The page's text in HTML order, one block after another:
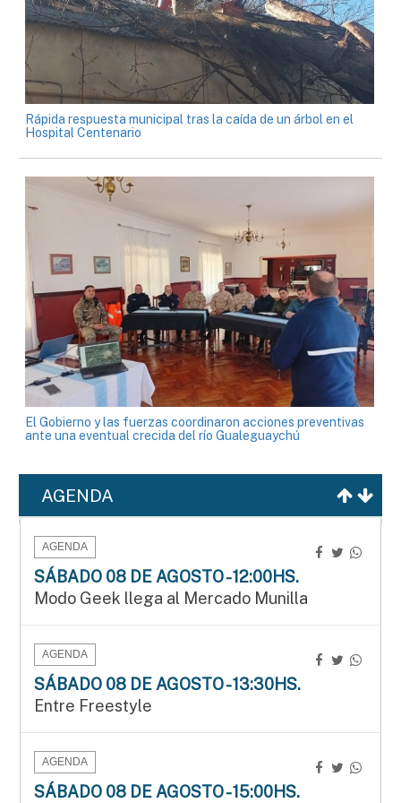
Rápida respuesta municipal tras la caída de un árbol en el
Hospital Centenario
El Gobierno y las fuerzas coordinaron acciones preventivas
ante una eventual crecida del río Gualeguaychú
AGENDA
AGENDA
SÁBADO 08 DE AGOSTO - 12:00HS.
Modo Geek llega al Mercado Munilla
AGENDA
SÁBADO 08 DE AGOSTO - 13:30HS.
Entre Freestyle
AGENDA
SÁBADO 08 DE AGOSTO - 15:00HS.